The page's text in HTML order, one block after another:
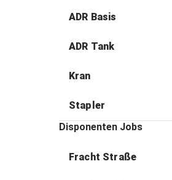
ADR Basis
ADR Tank
Kran
Stapler
Disponenten Jobs
Fracht Straße